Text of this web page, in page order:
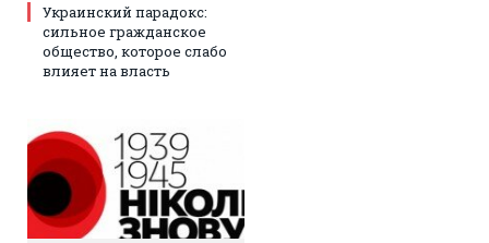
Украинский парадокс:
сильное гражданское
общество, которое слабо
влияет на власть